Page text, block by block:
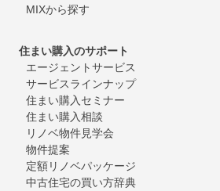
MIXから探す
住まい購入のサポート
エージェントサービス
サービスラインナップ
住まい購入セミナー
住まい購入相談
リノベ物件見学会
物件提案
定額リノベパッケージ
中古住宅の買い方辞典